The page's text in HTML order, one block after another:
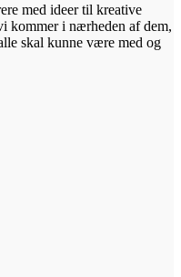
med ideer til kreative
kommer i nærheden af dem,
skal kunne være med og